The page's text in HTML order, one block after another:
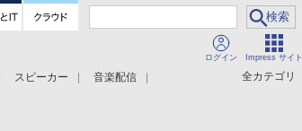
ログイン Impress サイト
全カテゴリ
スピーカー
音楽配信